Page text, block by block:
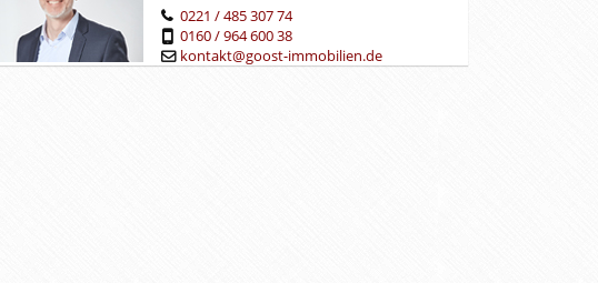
0221 / 485 307 74
0160 / 964 600 38
kontakt@goost-immobilien.de